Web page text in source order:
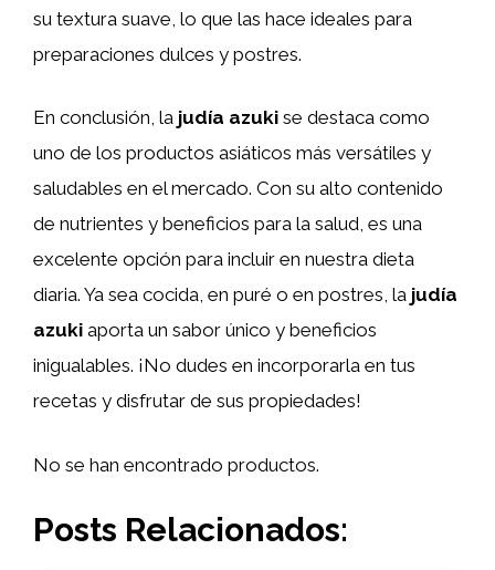
su textura suave, lo que las hace ideales para
preparaciones dulces y postres.
En conclusión, la judía azuki se destaca como
uno de los productos asiáticos más versátiles y
saludables en el mercado. Con su alto contenido
de nutrientes y beneficios para la salud, es una
excelente opción para incluir en nuestra dieta
diaria. Ya sea cocida, en puré o en postres, la judía
azuki aporta un sabor único y beneficios
inigualables. ¡No dudes en incorporarla en tus
recetas y disfrutar de sus propiedades!
No se han encontrado productos.
Posts Relacionados: